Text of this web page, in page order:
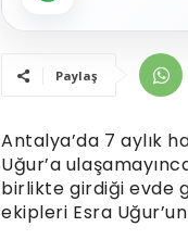
Paylaş
Antalya’da 7 aylık
Uğur’a
birlikte girdiği evde
ekipleri Esra